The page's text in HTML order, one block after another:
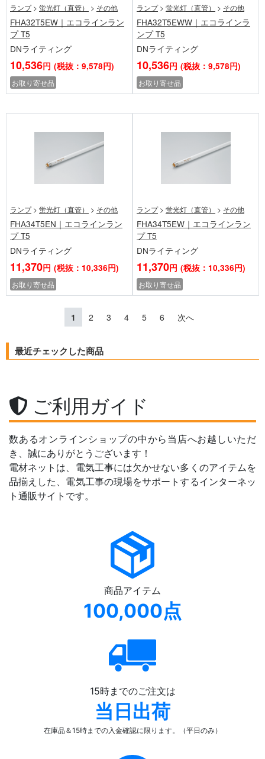
ランプ > 蛍光灯（直管） > その他
FHA32T5EW｜エコラインラン
プ T5
DNライティング
10,536円 (税抜：9,578円)
お取り寄せ品
ランプ > 蛍光灯（直管） > その他
FHA32T5EWW｜エコラインラ
ンプ T5
DNライティング
10,536円 (税抜：9,578円)
お取り寄せ品
ランプ > 蛍光灯（直管） > その他
FHA34T5EN｜エコラインラン
プ T5
DNライティング
11,370円 (税抜：10,336円)
お取り寄せ品
ランプ > 蛍光灯（直管） > その他
FHA34T5EW｜エコラインラン
プ T5
DNライティング
11,370円 (税抜：10,336円)
お取り寄せ品
1 2 3 4 5 6 次へ
最近チェックした商品
ご利用ガイド
数あるオンラインショップの中から当店へお越しいただ
き、誠にありがとうございます！
電材ネットは、電気工事には欠かせない多くのアイテムを
品揃えした、電気工事の現場をサポートするインターネッ
ト通販サイトです。
商品アイテム
100,000点
15時までのご注文は
当日出荷
在庫品＆15時までの入金確認に限ります。（平日のみ）